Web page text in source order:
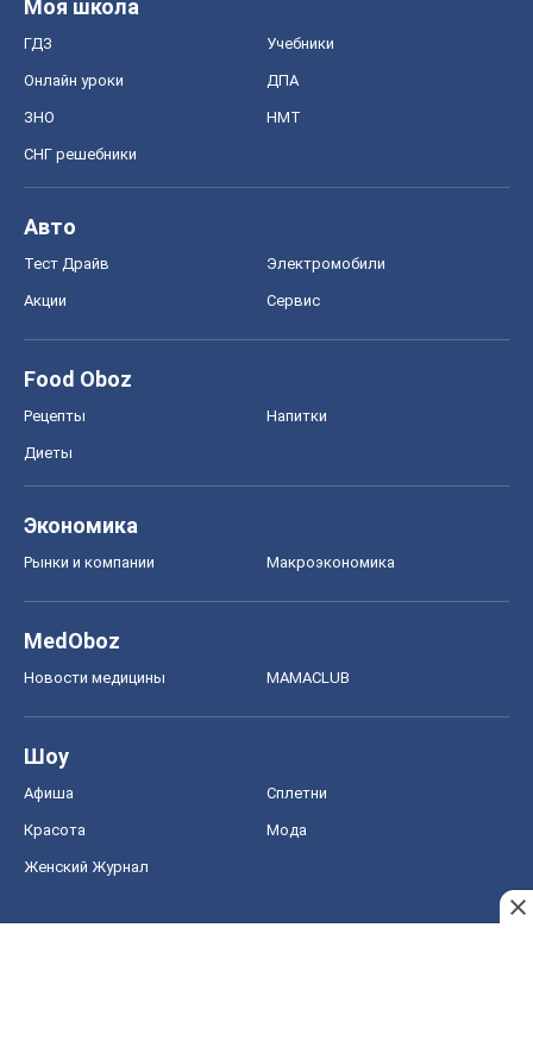
Моя школа
ГДЗ Учебники
Онлайн уроки ДПА
ЗНО НМТ
СНГ решебники
Авто
Тест Драйв Электромобили
Акции Сервис
Food Oboz
Рецепты Напитки
Диеты
Экономика
Рынки и компании Mакроэкономика
MedOboz
Новости медицины MAMACLUB
Шоу
Афиша Сплетни
Красота Мода
Женский Журнал